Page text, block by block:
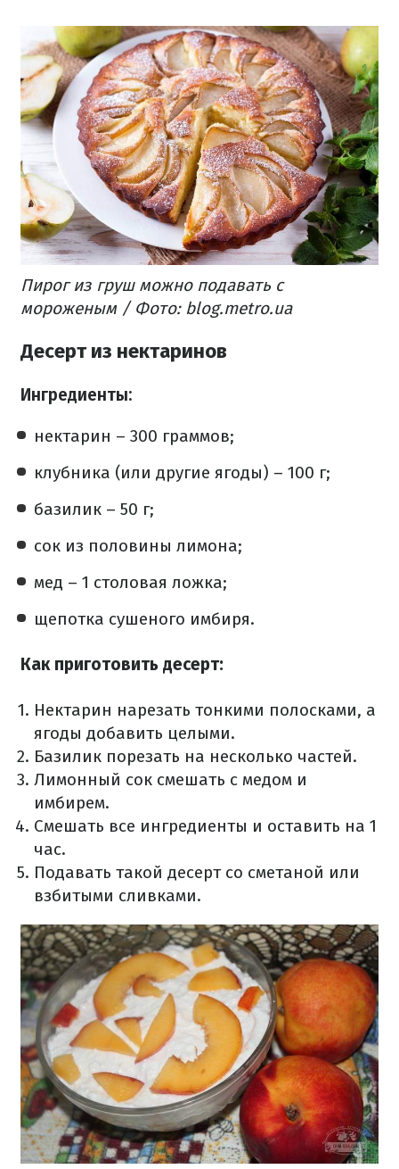
Пирог из груш можно подавать с
мороженым / Фото: blog.metro.ua
Десерт из нектаринов
Ингредиенты:
нектарин – 300 граммов;
клубника (или другие ягоды) – 100 г;
базилик – 50 г;
сок из половины лимона;
мед – 1 столовая ложка;
щепотка сушеного имбиря.
Как приготовить десерт:
Нектарин нарезать тонкими полосками, а
ягоды добавить целыми.
Базилик порезать на несколько частей.
Лимонный сок смешать с медом и
имбирем.
Смешать все ингредиенты и оставить на 1
час.
Подавать такой десерт со сметаной или
взбитыми сливками.